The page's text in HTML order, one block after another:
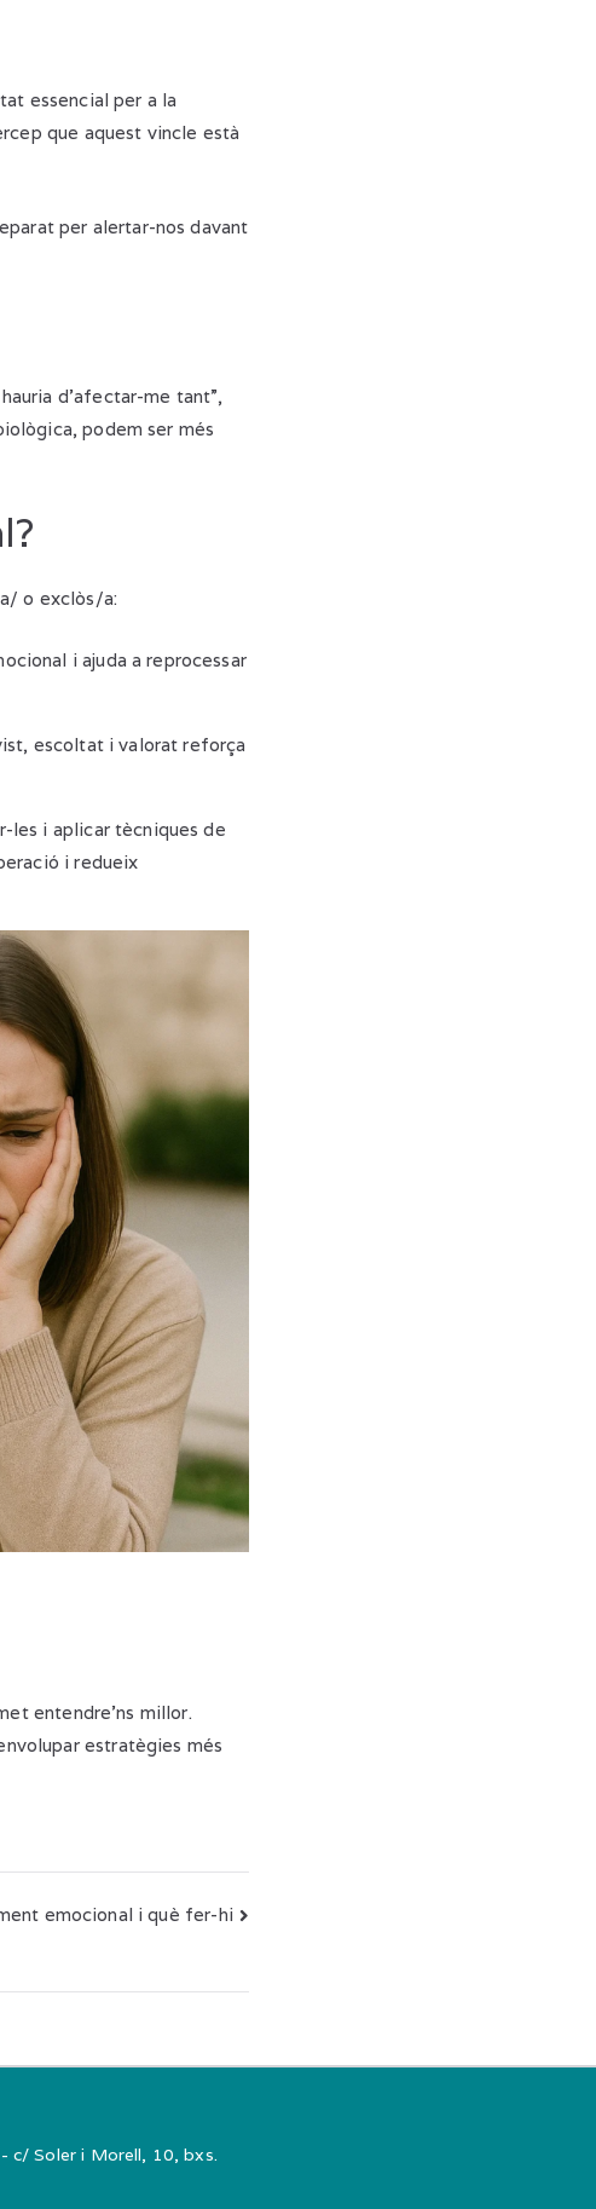
essencial per a la
que aquest vincle està
per alertar-nos davant
d’afectar-me tant”,
podem ser més
o exclòs/a:
i ajuda a reprocessar
escoltat i valorat reforça
les i aplicar tècniques de
i redueix
entendre’ns millor.
estratègies més
emocional i què fer-hi
c/ Soler i Morell, 10, bxs.